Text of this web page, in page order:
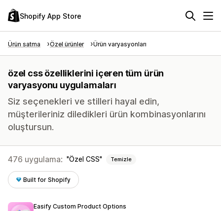
Shopify App Store
Ürün satma Özel ürünler Ürün varyasyonları
özel css özelliklerini içeren tüm ürün
varyasyonu uygulamaları
Siz seçenekleri ve stilleri hayal edin,
müşterileriniz diledikleri ürün kombinasyonlarını
oluştursun.
476 uygulama: Özel CSS Temizle
Built for Shopify
Easify Custom Product Options